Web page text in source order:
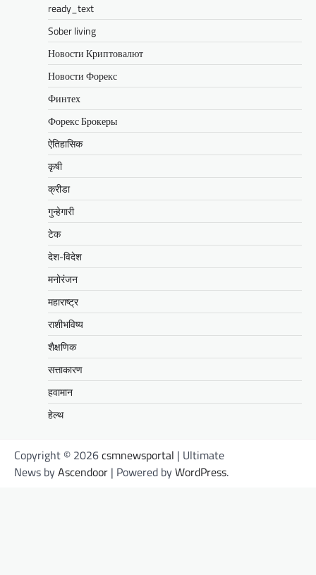
ready_text
Sober living
Новости Криптовалют
Новости Форекс
Финтех
Форекс Брокеры
ऐतिहासिक
कृषी
क्रीडा
गुन्हेगारी
टेक
देश-विदेश
मनोरंजन
महाराष्ट्र
राशीभविष्य
शैक्षणिक
सत्ताकारण
हवामान
हेल्थ
Copyright © 2026csmnewsportal | Ultimate
News byAscendoor | Powered byWordPress.